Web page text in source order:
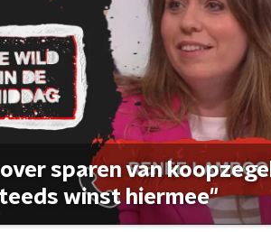
sparen van
winst hiermee"